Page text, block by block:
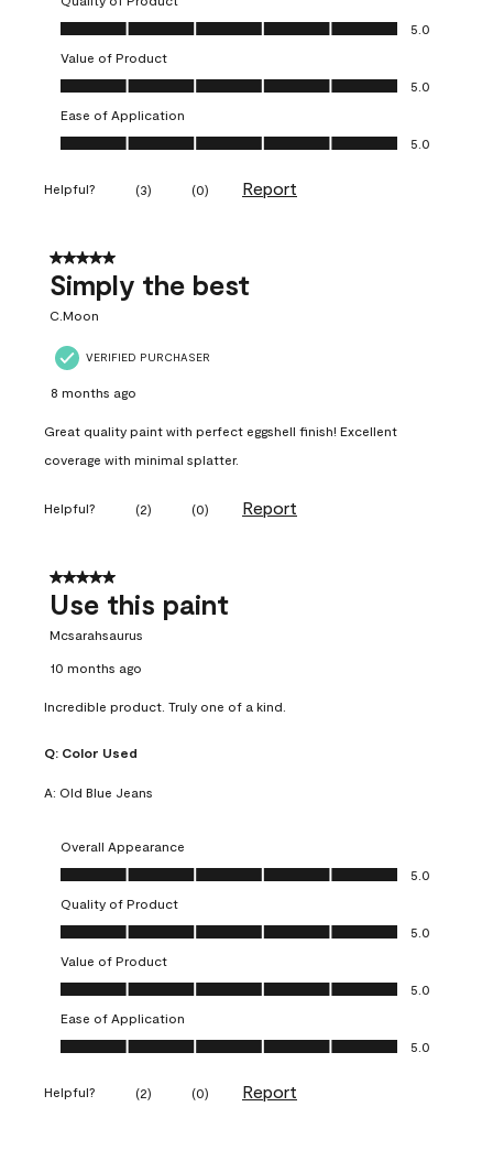
Quality of Product, 5.0 out of 5
5.0
Value of Product
Value of Product, 5.0 out of 5
5.0
Ease of Application
Ease of Application, 5.0 out of 5
5.0
Helpful? (3) (0) Report
5 out of 5 stars.
Simply the best
C.Moon
VERIFIED PURCHASER
8 months ago
Great quality paint with perfect eggshell finish! Excellent
coverage with minimal splatter.
Helpful? (2) (0) Report
5 out of 5 stars.
Use this paint
Mcsarahsaurus
10 months ago
Incredible product. Truly one of a kind.
Q: Color Used
A: Old Blue Jeans
Overall Appearance
Overall Appearance, 5.0 out of 5
5.0
Quality of Product
Quality of Product, 5.0 out of 5
5.0
Value of Product
Value of Product, 5.0 out of 5
5.0
Ease of Application
Ease of Application, 5.0 out of 5
5.0
Helpful? (2) (0) Report